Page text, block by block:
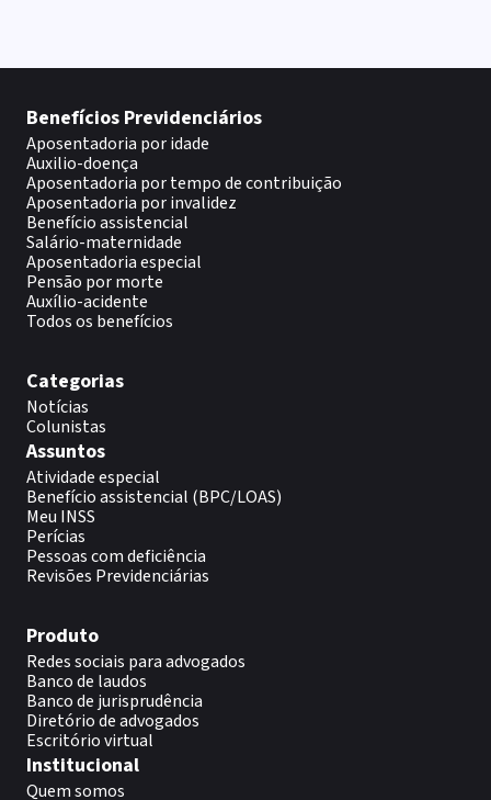
Benefícios Previdenciários
Aposentadoria por idade
Auxilio-doença
Aposentadoria por tempo de contribuição
Aposentadoria por invalidez
Benefício assistencial
Salário-maternidade
Aposentadoria especial
Pensão por morte
Auxílio-acidente
Todos os benefícios
Categorias
Notícias
Colunistas
Assuntos
Atividade especial
Benefício assistencial (BPC/LOAS)
Meu INSS
Perícias
Pessoas com deficiência
Revisões Previdenciárias
Produto
Redes sociais para advogados
Banco de laudos
Banco de jurisprudência
Diretório de advogados
Escritório virtual
Institucional
Quem somos